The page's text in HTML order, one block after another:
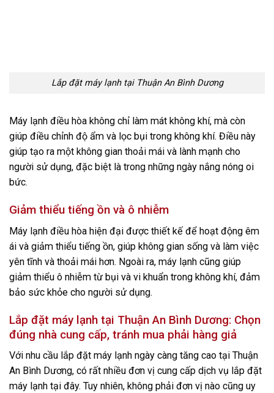
Lắp đặt máy lạnh tại Thuận An Bình Dương
Máy lạnh điều hòa không chỉ làm mát không khí, mà còn
giúp điều chỉnh độ ẩm và lọc bụi trong không khí. Điều này
giúp tạo ra một không gian thoải mái và lành mạnh cho
người sử dụng, đặc biệt là trong những ngày nắng nóng oi
bức.
Giảm thiểu tiếng ồn và ô nhiễm
Máy lạnh điều hòa hiện đại được thiết kế để hoạt động êm
ái và giảm thiểu tiếng ồn, giúp không gian sống và làm việc
yên tĩnh và thoải mái hơn. Ngoài ra, máy lạnh cũng giúp
giảm thiểu ô nhiễm từ bụi và vi khuẩn trong không khí, đảm
bảo sức khỏe cho người sử dụng.
Lắp đặt máy lạnh tại Thuận An Bình Dương: Chọn
đúng nhà cung cấp, tránh mua phải hàng giả
Với nhu cầu lắp đặt máy lạnh ngày càng tăng cao tại Thuận
An Bình Dương, có rất nhiều đơn vị cung cấp dịch vụ lắp đặt
máy lạnh tại đây. Tuy nhiên, không phải đơn vị nào cũng uy